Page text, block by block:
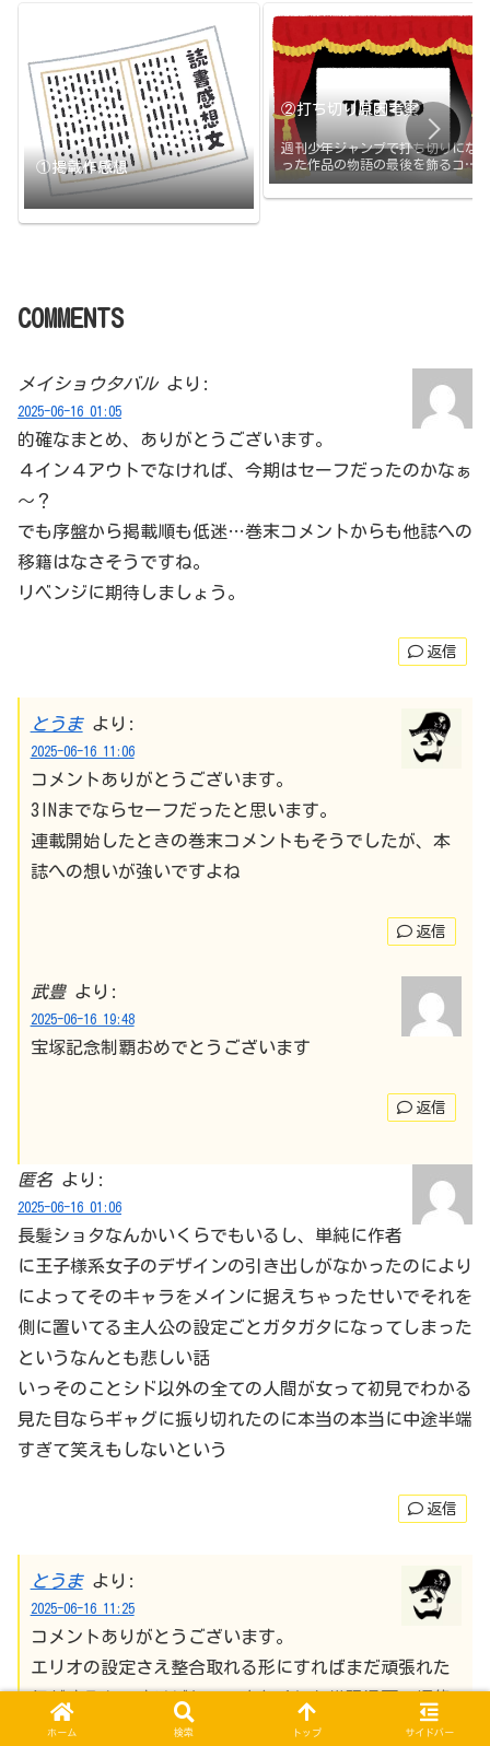
①掲載作感想
②打ち切り原因考察
週刊少年ジャンプで打ち切りにな
った作品の物語の最後を飾るコマ
打ち切られたその日に更新
COMMENTS
メイショウタバル より:
2025-06-16 01:05
的確なまとめ、ありがとうございます。
４イン４アウトでなければ、今期はセーフだったのかなぁ
～？
でも序盤から掲載順も低迷…巻末コメントからも他誌への
移籍はなさそうですね。
リベンジに期待しましょう。
返信
とうま より:
2025-06-16 11:06
コメントありがとうございます。
3INまでならセーフだったと思います。
連載開始したときの巻末コメントもそうでしたが、本
誌への想いが強いですよね
返信
武豊 より:
2025-06-16 19:48
宝塚記念制覇おめでとうございます
返信
匿名 より:
2025-06-16 01:06
長髪ショタなんかいくらでもいるし、単純に作者
に王子様系女子のデザインの引き出しがなかったのにより
によってそのキャラをメインに据えちゃったせいでそれを
側に置いてる主人公の設定ごとガタガタになってしまった
というなんとも悲しい話
いっそのことシド以外の全ての人間が女って初見でわかる
見た目ならギャグに振り切れたのに本当の本当に中途半端
すぎて笑えもしないという
返信
とうま より:
2025-06-16 11:25
コメントありがとうございます。
エリオの設定さえ整合取れる形にすればまだ頑張れた
気がするんですけどね…。少なくとも推理漫画で探偵
のそばに置いていいキャラではなかったですね
ホーム 検索 トップ サイドバー